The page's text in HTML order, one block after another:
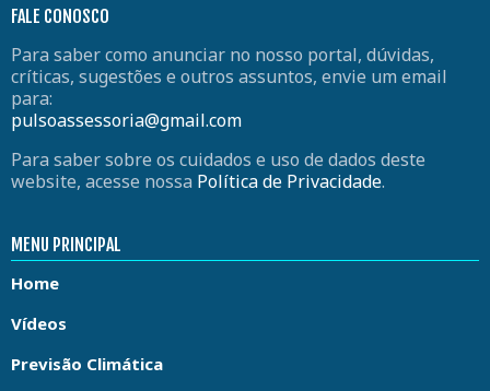
FALE CONOSCO
Para saber como anunciar no nosso portal, dúvidas,
críticas, sugestões e outros assuntos, envie um email
para:
pulsoassessoria@gmail.com
Para saber sobre os cuidados e uso de dados deste
website, acesse nossa Política de Privacidade.
MENU PRINCIPAL
Home
Vídeos
Previsão Climática